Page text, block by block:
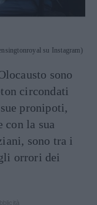
su Instagram)
sono
circondati
pronipoti,
con la sua
sono tra i
orrori dei